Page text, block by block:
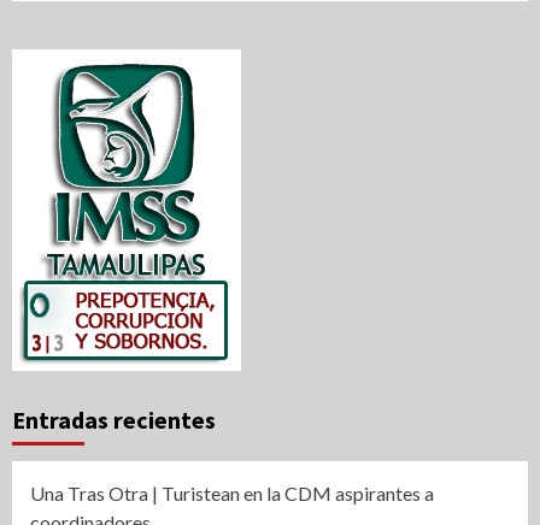
Entradas recientes
Una Tras Otra | Turistean en la CDM aspirantes a